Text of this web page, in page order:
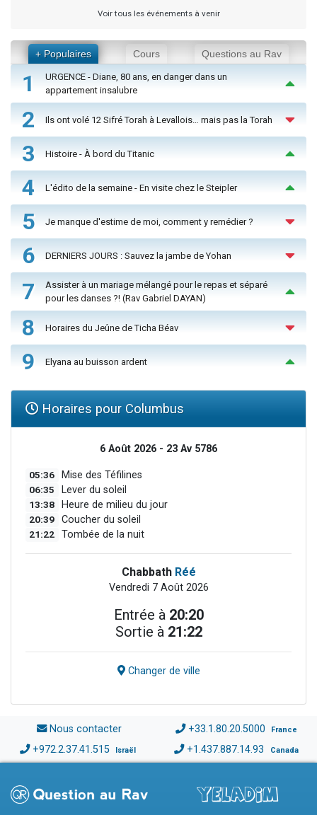
Voir tous les événements à venir
+ Populaires Cours Questions au Rav
1
URGENCE - Diane, 80 ans, en danger dans un
appartement insalubre
2 Ils ont volé 12 Sifré Torah à Levallois… mais pas la Torah
3 Histoire - À bord du Titanic
4 L'édito de la semaine - En visite chez le Steipler
5 Je manque d'estime de moi, comment y remédier ?
6 DERNIERS JOURS : Sauvez la jambe de Yohan
7
Assister à un mariage mélangé pour le repas et séparé
pour les danses ?! (Rav Gabriel DAYAN)
8 Horaires du Jeûne de Ticha Béav
9 Elyana au buisson ardent
Horaires pour Columbus
6 Août 2026 - 23 Av 5786
05:36 Mise des Téfilines
06:35 Lever du soleil
13:38 Heure de milieu du jour
20:39 Coucher du soleil
21:22 Tombée de la nuit
Chabbath Réé
Vendredi 7 Août 2026
Entrée à 20:20
Sortie à 21:22
Changer de ville
Nous contacter +33.1.80.20.5000 France
+972.2.37.41.515 Israël +1.437.887.14.93 Canada